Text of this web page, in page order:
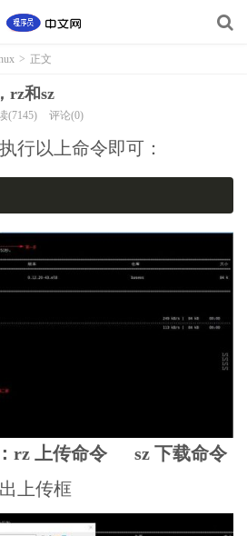
> 正文
rz和sz
(7145) 评论(0)
行以上命令即可：
rz 上传命令 sz 下载命令
上传框